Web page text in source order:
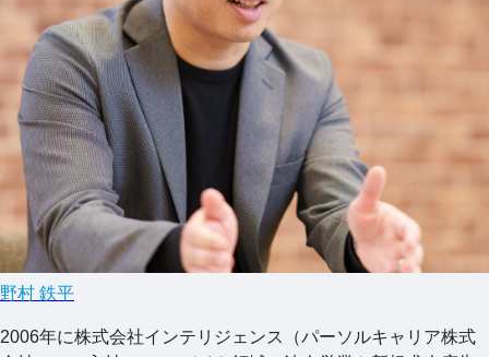
野村 鉄平
2006年に株式会社インテリジェンス（パーソルキャリア株式